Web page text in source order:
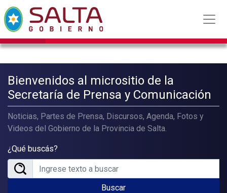
Bienvenidos al micrositio de la
Secretaría de Prensa y Comunicación
Noticias, Partes de Prensa, Discursos, Agenda, Fotos y
Videos del Gobierno de la Provincia de Salta.
¿Qué buscás?
Buscar